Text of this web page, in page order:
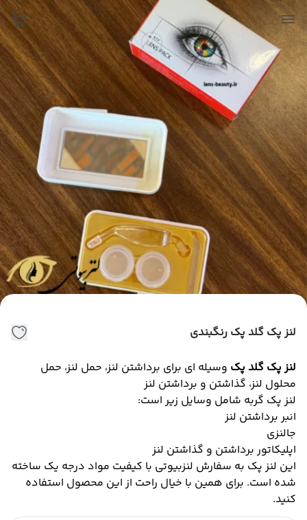
لنز پک گلد پک رنگبندی
لنز پک گلد پک وسیله ای برای برداشتن لنز، حمل لنز، حمل
محلول لنز، گذاشتن و برداشتن لنز
لنز پک گربه شامل وسایل زیر است:
انبر برداشتن لنز
جالنزی
اپلیکاتور برداشتن و گذاشتن لنز
این لنز پک به سفارش لنزبیوتی با کیفیت مواد درجه یک ساخته
شده است. برای همین با خیال راحت از این محصول استفاده
کنید.